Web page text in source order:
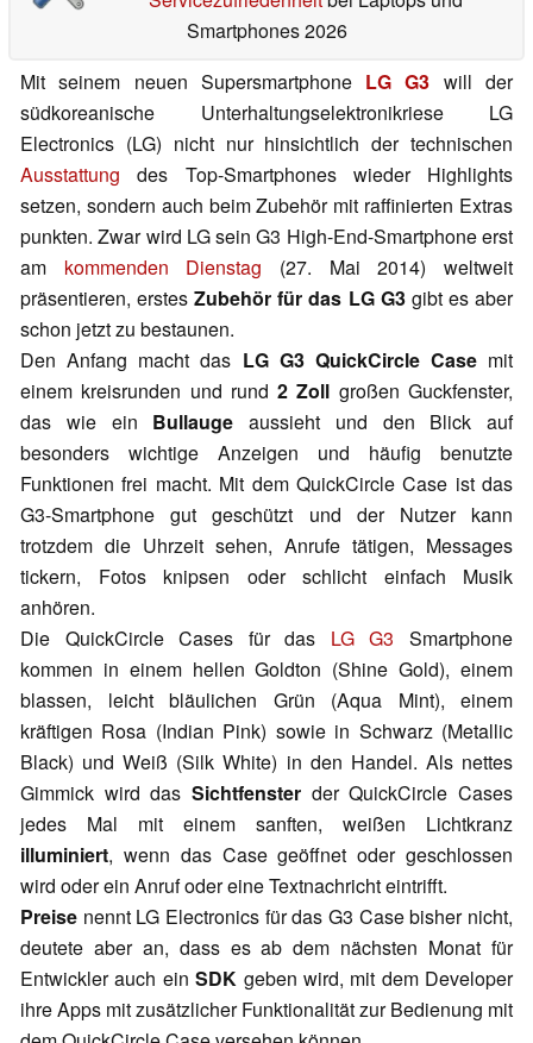
Smartphones 2026
Mit seinem neuen Supersmartphone LG G3 will der
südkoreanische Unterhaltungselektronikriese LG
Electronics (LG) nicht nur hinsichtlich der technischen
Ausstattung des Top-Smartphones wieder Highlights
setzen, sondern auch beim Zubehör mit raffinierten Extras
punkten. Zwar wird LG sein G3 High-End-Smartphone erst
am kommenden Dienstag (27. Mai 2014) weltweit
präsentieren, erstesZubehör für das LG G3gibt es aber
schon jetzt zu bestaunen.
Den Anfang macht das LG G3 QuickCircle Casemit
einem kreisrunden und rund2 Zoll großen Guckfenster,
das wie ein Bullauge aussieht und den Blick auf
besonders wichtige Anzeigen und häufig benutzte
Funktionen frei macht. Mit dem QuickCircle Case ist das
G3-Smartphone gut geschützt und der Nutzer kann
trotzdem die Uhrzeit sehen, Anrufe tätigen, Messages
tickern, Fotos knipsen oder schlicht einfach Musik
anhören.
Die QuickCircle Cases für das LG G3 Smartphone
kommen in einem hellen Goldton (Shine Gold), einem
blassen, leicht bläulichen Grün (Aqua Mint), einem
kräftigen Rosa (Indian Pink) sowie in Schwarz (Metallic
Black) und Weiß (Silk White) in den Handel. Als nettes
Gimmick wird das Sichtfenster der QuickCircle Cases
jedes Mal mit einem sanften, weißen Lichtkranz
illuminiert, wenn das Case geöffnet oder geschlossen
wird oder ein Anruf oder eine Textnachricht eintrifft.
Preise nennt LG Electronics für das G3 Case bisher nicht,
deutete aber an, dass es ab dem nächsten Monat für
Entwickler auch einSDK geben wird, mit dem Developer
ihre Apps mit zusätzlicher Funktionalität zur Bedienung mit